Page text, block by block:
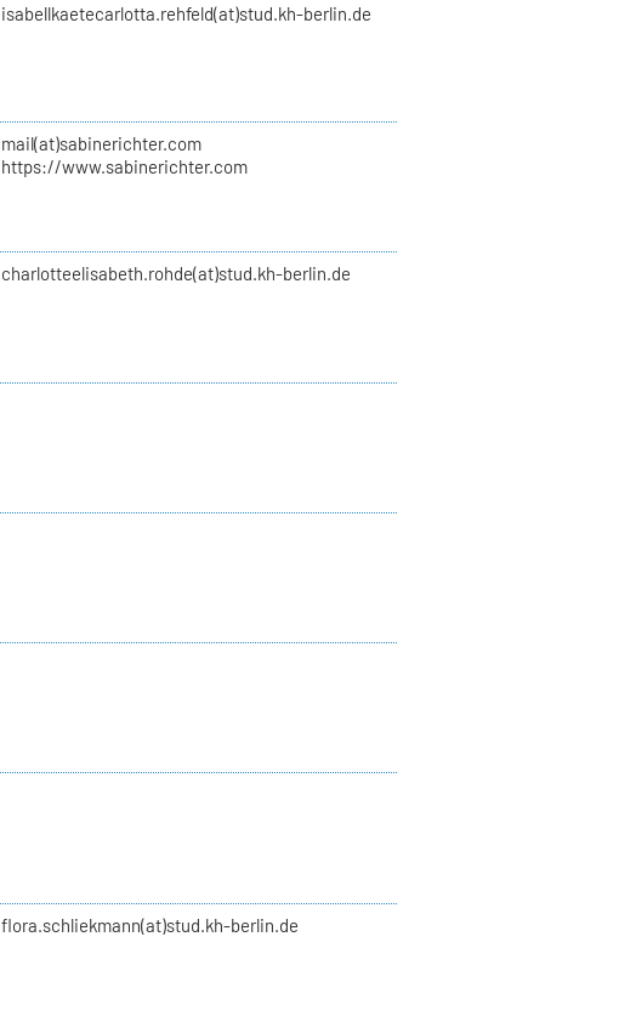
isabellkaetecarlotta.rehfeld(at)stud.kh-berlin.de
mail(at)sabinerichter.com
https://www.sabinerichter.com
charlotteelisabeth.rohde(at)stud.kh-berlin.de
flora.schliekmann(at)stud.kh-berlin.de